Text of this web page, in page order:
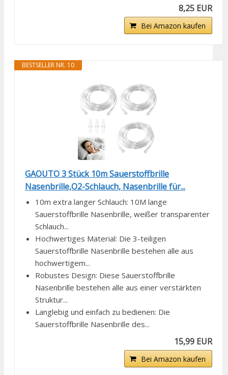
8,25 EUR
Bei Amazon kaufen
BESTSELLER NR. 10
GAOUTO 3 Stück 10m Sauerstoffbrille
Nasenbrille,O2-Schlauch, Nasenbrille für...
10m extra langer Schlauch: 10M lange
Sauerstoffbrille Nasenbrille, weißer transparenter
Schlauch...
Hochwertiges Material: Die 3-teiligen
Sauerstoffbrille Nasenbrille bestehen alle aus
hochwertigem...
Robustes Design: Diese Sauerstoffbrille
Nasenbrille bestehen alle aus einer verstärkten
Struktur...
Langlebig und einfach zu bedienen: Die
Sauerstoffbrille Nasenbrille des...
15,99 EUR
Bei Amazon kaufen